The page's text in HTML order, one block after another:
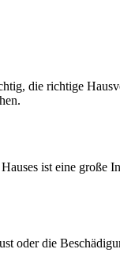
die richtige
ist eine große
oder die